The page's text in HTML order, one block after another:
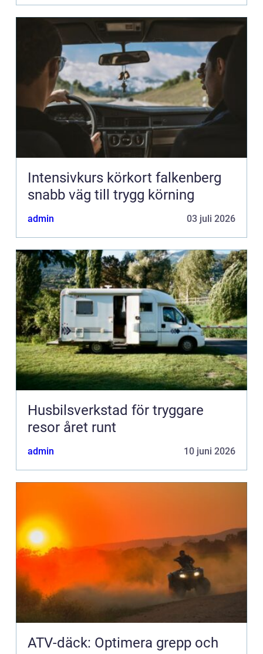
Intensivkurs körkort falkenberg
snabb väg till trygg körning
admin 03 juli 2026
Husbilsverkstad för tryggare
resor året runt
admin 10 juni 2026
ATV-däck: Optimera grepp och